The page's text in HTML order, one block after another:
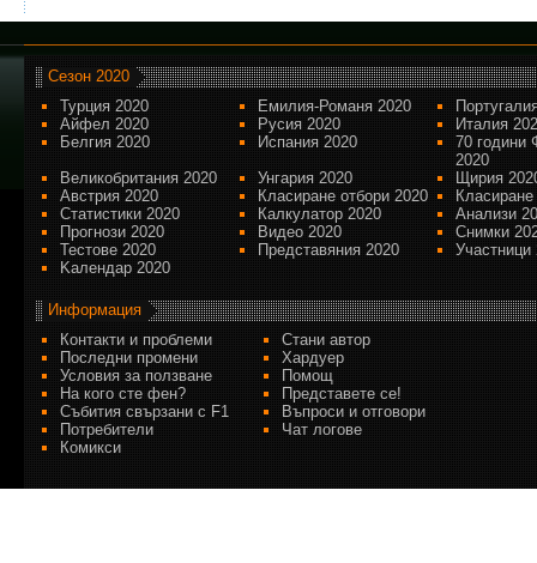
Сезон 2020
Турция 2020
Емилия-Романя 2020
Айфел 2020
Русия 2020
Италия
Белгия 2020
Испания 2020
70 години
2020
Великобритания 2020
Унгария 2020
Щирия
Австрия 2020
Класиране отбори 2020
Статистики 2020
Калкулатор 2020
Анализи
Прогнози 2020
Видео 2020
Снимки
Тестове 2020
Представяния 2020
Участници
Kалендар 2020
Информация
Контакти и проблеми
Стани автор
Последни промени
Хардуер
Условия за ползване
Помощ
На кого сте фен?
Представете се!
Събития свързани с F1
Въпроси и отговори
Потребители
Чат логове
Комикси